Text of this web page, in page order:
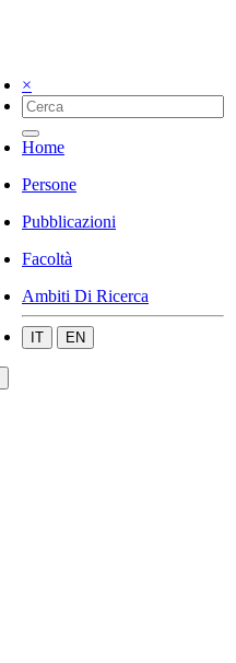
×
Home
Persone
Pubblicazioni
Facoltà
Ambiti Di Ricerca
IT EN